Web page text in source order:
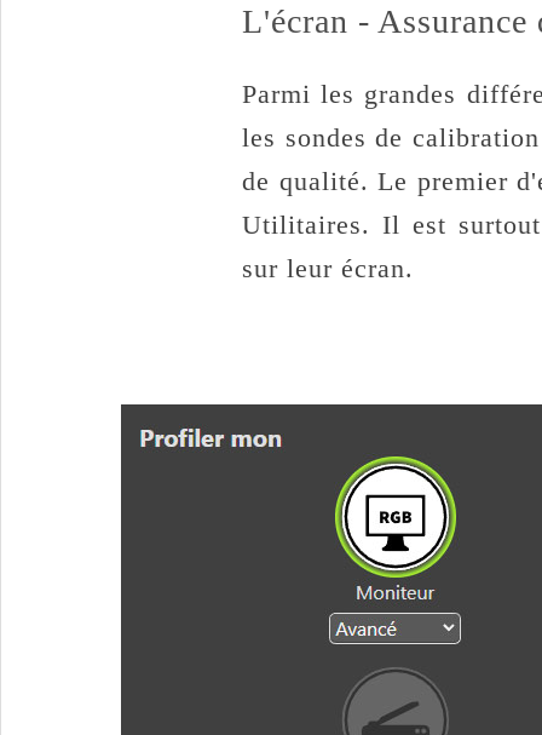
L'écran - Assurance
Parmi les grandes
les sondes de
de qualité. Le premier
Utilitaires. Il est
sur leur écran.